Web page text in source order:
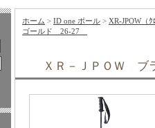
ホーム > ID one ポール > XR-JPOW（
ゴールド 26-27
ＸＲ－ＪＰＯＷ